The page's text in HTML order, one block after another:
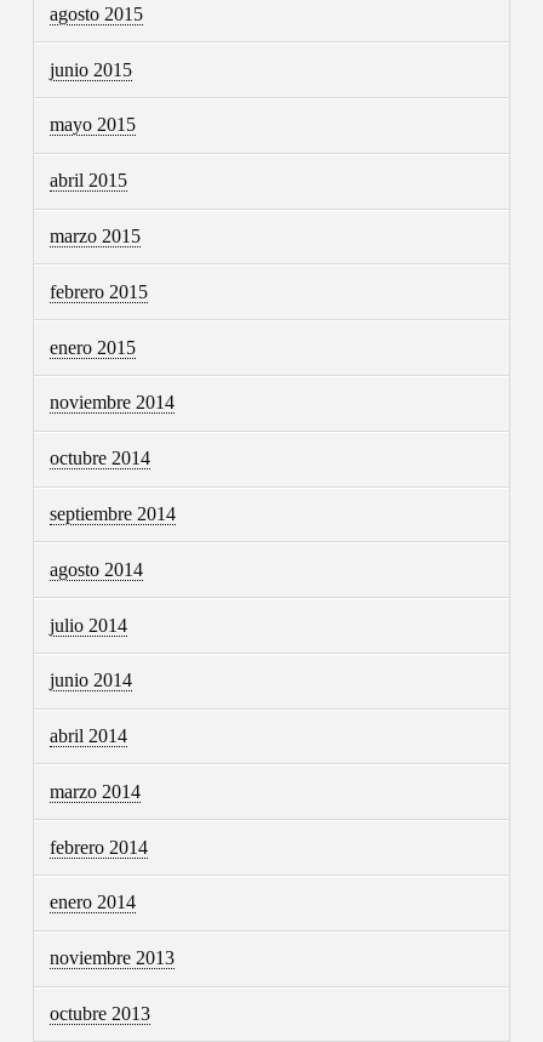
agosto 2015
junio 2015
mayo 2015
abril 2015
marzo 2015
febrero 2015
enero 2015
noviembre 2014
octubre 2014
septiembre 2014
agosto 2014
julio 2014
junio 2014
abril 2014
marzo 2014
febrero 2014
enero 2014
noviembre 2013
octubre 2013